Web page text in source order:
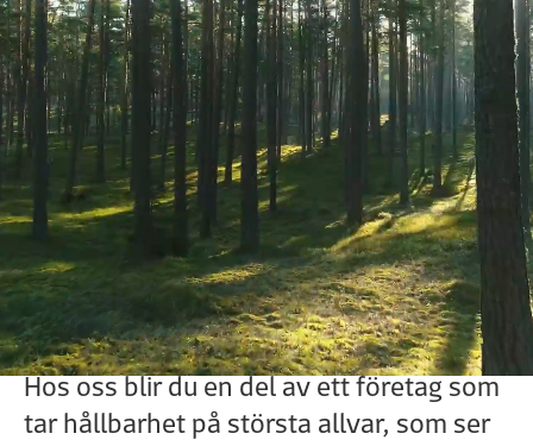
Naturkompaniets grundtanke är att göra
vardagen till ett äventyr. För oss är
naturen ett sätt att känna välmående
och varva ned. En plats att umgås och
känna sig fri på.
Här på Naturkompaniet är alla
ambassadörer med uppdraget att
inspirera fler att upptäcka naturen,
uppleva storslagna miljöer och skapa
oförglömliga minnen.
Hos oss blir du en del av ett företag som
tar hållbarhet på största allvar, som ser